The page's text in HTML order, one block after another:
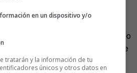
y donde convivan cócteles
identidad propia, una propuesta
y un sistema de sonido diseñado
un acompañamiento, sino parte
la experiencia.
en un dispositivo y/o
tratarán y la información de tu
únicos y otros datos en